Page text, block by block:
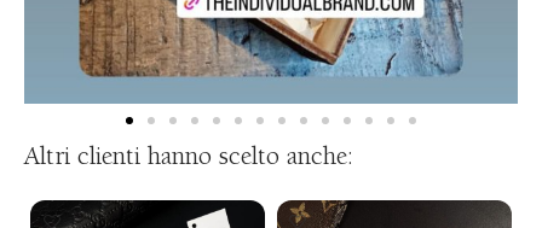
Altri clienti hanno scelto anche: